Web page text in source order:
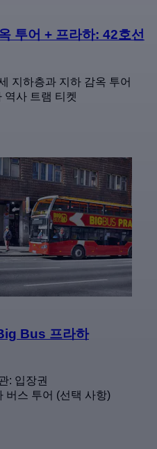
투어 + 프라하: 42호선
지하층과 지하 감옥 투어
역사 트램 티켓
Bus 프라하
: 입장권
버스 투어 (선택 사항)